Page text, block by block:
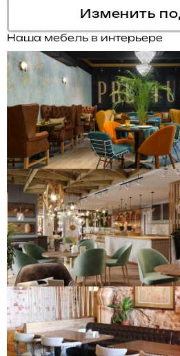
Изменить
Наша мебель в интерьере